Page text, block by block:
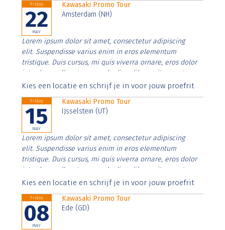
Friday
22
MAY
Kawasaki Promo Tour
Amsterdam (NH)
Lorem ipsum dolor sit amet, consectetur adipiscing
elit. Suspendisse varius enim in eros elementum
tristique. Duis cursus, mi quis viverra ornare, eros dolor
interdum nulla, ut commodo diam libero vitae erat.
Aenean faucibus nibh et justo cursus id rutrum lorem
Kies een locatie en schrijf je in voor jouw proefrit
Friday
15
MAY
Kawasaki Promo Tour
IJsselstein (UT)
Lorem ipsum dolor sit amet, consectetur adipiscing
elit. Suspendisse varius enim in eros elementum
tristique. Duis cursus, mi quis viverra ornare, eros dolor
interdum nulla, ut commodo diam libero vitae erat.
Aenean faucibus nibh et justo cursus id rutrum lorem
Kies een locatie en schrijf je in voor jouw proefrit
Friday
08
MAY
Kawasaki Promo Tour
Ede (GD)